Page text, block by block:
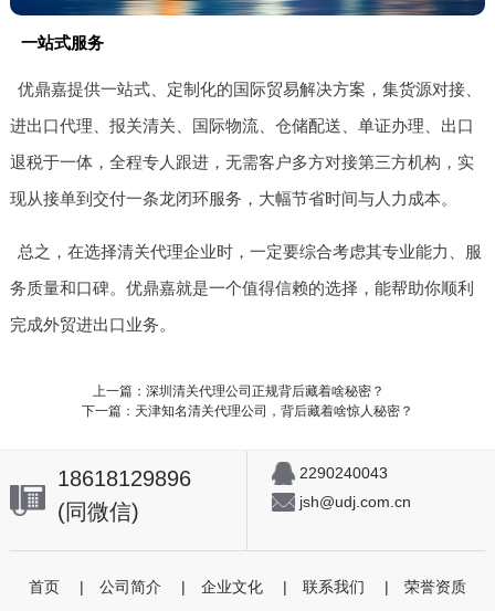
一站式服务
优鼎嘉提供一站式、定制化的国际贸易解决方案，集货源对接、
进出口代理、报关清关、国际物流、仓储配送、单证办理、出口
退税于一体，全程专人跟进，无需客户多方对接第三方机构，实
现从接单到交付一条龙闭环服务，大幅节省时间与人力成本。
总之，在选择清关代理企业时，一定要综合考虑其专业能力、服
务质量和口碑。优鼎嘉就是一个值得信赖的选择，能帮助你顺利
完成外贸进出口业务。
上一篇：深圳清关代理公司正规背后藏着啥秘密？
下一篇：天津知名清关代理公司，背后藏着啥惊人秘密？
18618129896
(同微信)
2290240043
jsh@udj.com.cn
首页 | 公司简介 | 企业文化 | 联系我们 | 荣誉资质